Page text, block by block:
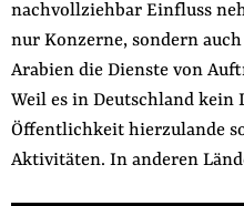
Impressum
Suche
nachvollziehbar Einfluss
nur Konzerne, sondern
Arabien die Dienste von
Weil es in Deutschland
Öffentlichkeit hierzulande
Aktivitäten. In anderen